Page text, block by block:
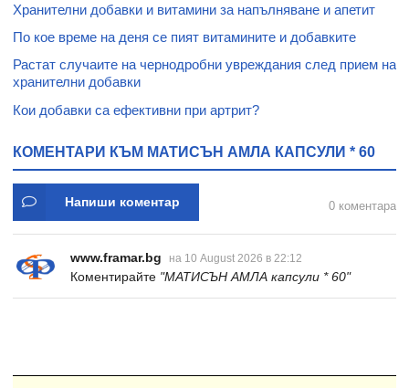
Хранителни добавки и витамини за напълняване и апетит
По кое време на деня се пият витамините и добавките
Растат случаите на чернодробни увреждания след прием на
хранителни добавки
Кои добавки са ефективни при артрит?
КОМЕНТАРИ КЪМ МАТИСЪН АМЛА КАПСУЛИ * 60
Напиши коментар 0 коментара
www.framar.bg на 10 August 2026 в 22:12
Коментирайте "МАТИСЪН АМЛА капсули * 60"